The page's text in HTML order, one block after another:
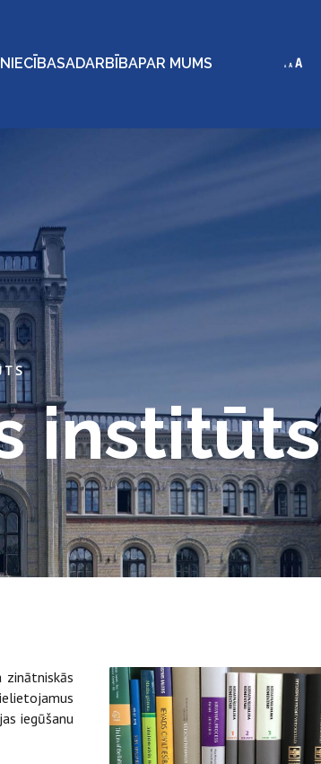
SADARBĪBAPAR MUMS
institūts
iegūšanu